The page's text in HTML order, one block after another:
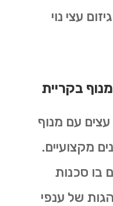
עצי נוי
בקריית
עצים עם מנוף
מקצועיים.
בו סכנות
של ענפי